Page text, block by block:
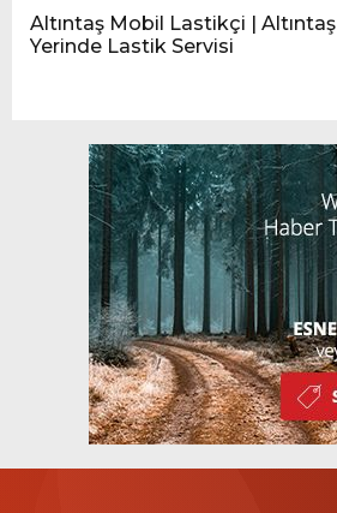
Altıntaş Mobil Lastikçi | Altıntaş
Yerinde Lastik Servisi